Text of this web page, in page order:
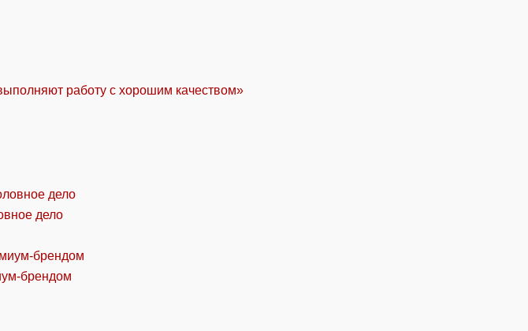
работу с хорошим качеством»
дело
брендом